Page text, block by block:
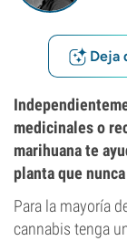
Deja
medicinales o
marihuana te
planta que
Para la mayoría
cannabis tenga